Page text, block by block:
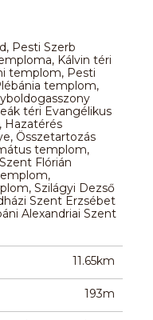
Pesti Szerb
Kálvin téri
templom, Pesti
templom,
téri Evangélikus
Hazatérés
Összetartozás
templom,
Flórián
Szilágyi Dezső
Szent Erzsébet
Alexandriai Szent
11.65km
193m